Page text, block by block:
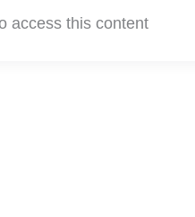
access this content